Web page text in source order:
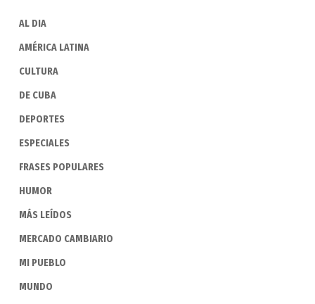
AL DIA
AMÉRICA LATINA
CULTURA
DE CUBA
DEPORTES
ESPECIALES
FRASES POPULARES
HUMOR
MÁS LEÍDOS
MERCADO CAMBIARIO
MI PUEBLO
MUNDO